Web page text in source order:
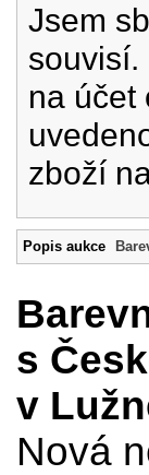
Jsem
souvisí.
na účet
zboží
Popis aukce
s
v
Nová